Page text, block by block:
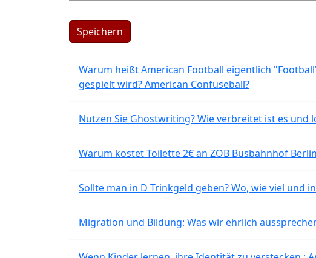
Speichern
Warum heißt American Football eigentlich
gespielt wird? American Confuseball?
Nutzen Sie Ghostwriting? Wie verbreitet ist es und
Warum kostet Toilette 2€ an ZOB Busbahnhof
Sollte man in D Trinkgeld geben? Wo, wie viel und
Migration und Bildung: Was wir ehrlich